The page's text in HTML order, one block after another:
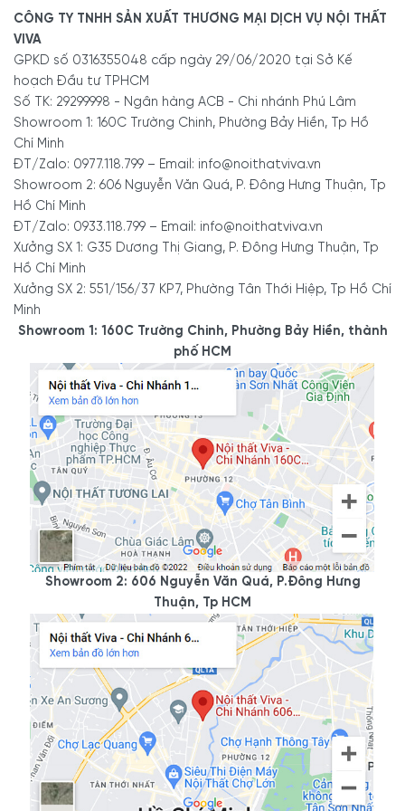
- Showroom 2: 606 Nguyễn Văn Quá, P. Đông Hưng
Thuận, Tp Hồ Chí Minh
- Hotline/Zalo: 0933.118.799
- Xưởng SX: 83/10 Dương Thị Giang, P. Đông Hưng
Thuận, Tp. Hồ Chí Minh
- Hotline/Zalo:
CÔNG TY TNHH SẢN XUẤT THƯƠNG MẠI DỊCH VỤ NỘI THẤT
VIVA
GPKD số 0316355048 cấp ngày 29/06/2020 tại Sở Kế
hoạch Đầu tư TPHCM
Số TK: 29299998 - Ngân hàng ACB - Chi nhánh Phú Lâm
Showroom 1: 160C Trường Chinh, Phường Bảy Hiền, Tp Hồ
Chí Minh
ĐT/Zalo: 0977.118.799 – Email: info@noithatviva.vn
Showroom 2: 606 Nguyễn Văn Quá, P. Đông Hưng Thuận, Tp
Hồ Chí Minh
ĐT/Zalo: 0933.118.799 – Email: info@noithatviva.vn
Xưởng SX 1: G35 Dương Thị Giang, P. Đông Hưng Thuận, Tp
Hồ Chí Minh
Xưởng SX 2: 551/156/37 KP7, Phường Tân Thới Hiệp, Tp Hồ Chí
Minh
Showroom 1: 160C Trường Chinh, Phường Bảy Hiền, thành
phố HCM
Showroom 2: 606 Nguyễn Văn Quá, P.Đông Hưng
Thuận, Tp HCM